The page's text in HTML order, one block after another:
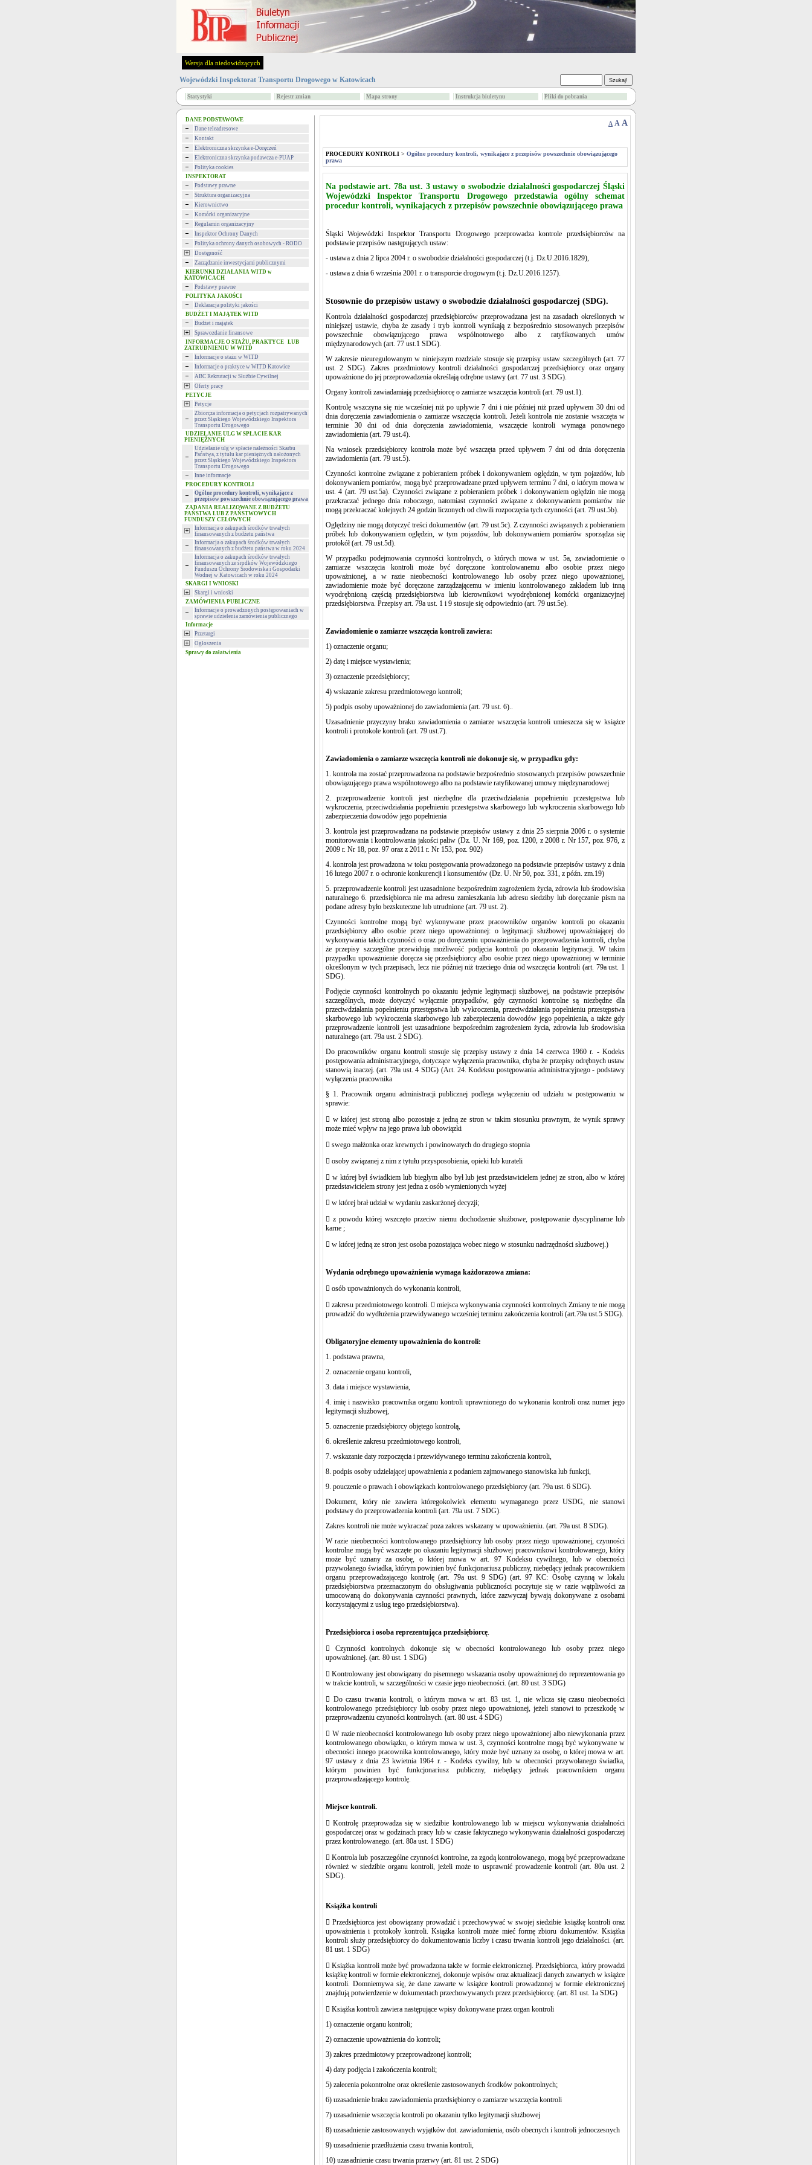
Wersja dla niedowidzących
Wojewódzki Inspektorat Transportu Drogowego w Katowicach
Statystyki Rejestr zmian Mapa strony Instrukcja biuletynu Pliki do pobrania
DANE PODSTAWOWE
Dane teleadresowe
Kontakt
Elektroniczna skrzynka e-Doręczeń
Elektroniczna skrzynka podawcza e-PUAP
Polityka cookies
INSPEKTORAT
Podstawy prawne
Struktura organizacyjna
Kierownictwo
Komórki organizacyjne
Regulamin organizacyjny
Inspektor Ochrony Danych
Polityka ochrony danych osobowych - RODO
Dostępność
Zarządzanie inwestycjami publicznymi
KIERUNKI DZIAŁANIA WITD w
KATOWICACH
Podstawy prawne
POLITYKA JAKOŚCI
Deklaracja polityki jakości
BUDŻET I MAJĄTEK WITD
Budżet i majątek
Sprawozdanie finansowe
INFORMACJE O STAŻU, PRAKTYCE LUB
ZATRUDNIENIU W WITD
Informacje o stażu w WITD
Informacje o praktyce w WITD Katowice
ABC Rekrutacji w Służbie Cywilnej
Oferty pracy
PETYCJE
Petycje
Zbiorcza informacja o petycjach rozpatrywanych
przez Śląskiego Wojewódzkiego Inspektora
Transportu Drogowego
UDZIELANIE ULG W SPŁACIE KAR
PIENIĘŻNYCH
Udzielanie ulg w spłacie należności Skarbu
Państwa, z tytułu kar pieniężnych nałożonych
przez Śląskiego Wojewódzkiego Inspektora
Transportu Drogowego
Inne informacje
PROCEDURY KONTROLI
Ogólne procedury kontroli, wynikające z
przepisów powszechnie obowiązującego prawa
ZADANIA REALIZOWANE Z BUDŻETU
PAŃSTWA LUB Z PAŃSTWOWYCH
FUNDUSZY CELOWYCH
Informacja o zakupach środków trwałych
finansowanych z budżetu państwa
Informacja o zakupach środków trwałych
finansowanych z budżetu państwa w roku 2024
Informacja o zakupach środków trwałych
finansowanych ze środków Wojewódzkiego
Funduszu Ochrony Środowiska i Gospodarki
Wodnej w Katowicach w roku 2024
SKARGI I WNIOSKI
Skargi i wnioski
ZAMÓWIENIA PUBLICZNE
Informacje o prowadzonych postępowaniach w
sprawie udzielenia zamówienia publicznego
Informacje
Przetargi
Ogłoszenia
Sprawy do załatwienia
A A A
PROCEDURY KONTROLI > Ogólne procedury kontroli, wynikające z przepisów powszechnie obowiązującego
prawa
Na podstawie art. 78a ust. 3 ustawy o swobodzie działalności gospodarczej Śląski
Wojewódzki Inspektor Transportu Drogowego przedstawia ogólny schemat
procedur kontroli, wynikających z przepisów powszechnie obowiązującego prawa
Śląski Wojewódzki Inspektor Transportu Drogowego przeprowadza kontrole przedsiębiorców na
podstawie przepisów następujących ustaw:
- ustawa z dnia 2 lipca 2004 r. o swobodzie działalności gospodarczej (t.j. Dz.U.2016.1829),
- ustawa z dnia 6 września 2001 r. o transporcie drogowym (t.j. Dz.U.2016.1257).
Stosownie do przepisów ustawy o swobodzie działalności gospodarczej (SDG).
Kontrola działalności gospodarczej przedsiębiorców przeprowadzana jest na zasadach określonych w
niniejszej ustawie, chyba że zasady i tryb kontroli wynikają z bezpośrednio stosowanych przepisów
powszechnie obowiązującego prawa wspólnotowego albo z ratyfikowanych umów
międzynarodowych (art. 77 ust.1 SDG).
W zakresie nieuregulowanym w niniejszym rozdziale stosuje się przepisy ustaw szczególnych (art. 77
ust. 2 SDG). Zakres przedmiotowy kontroli działalności gospodarczej przedsiębiorcy oraz organy
upoważnione do jej przeprowadzenia określają odrębne ustawy (art. 77 ust. 3 SDG).
Organy kontroli zawiadamiają przedsiębiorcę o zamiarze wszczęcia kontroli (art. 79 ust.1).
Kontrolę wszczyna się nie wcześniej niż po upływie 7 dni i nie później niż przed upływem 30 dni od
dnia doręczenia zawiadomienia o zamiarze wszczęcia kontroli. Jeżeli kontrola nie zostanie wszczęta w
terminie 30 dni od dnia doręczenia zawiadomienia, wszczęcie kontroli wymaga ponownego
zawiadomienia (art. 79 ust.4).
Na wniosek przedsiębiorcy kontrola może być wszczęta przed upływem 7 dni od dnia doręczenia
zawiadomienia (art. 79 ust.5).
Czynności kontrolne związane z pobieraniem próbek i dokonywaniem oględzin, w tym pojazdów, lub
dokonywaniem pomiarów, mogą być przeprowadzane przed upływem terminu 7 dni, o którym mowa w
ust. 4 (art. 79 ust.5a). Czynności związane z pobieraniem próbek i dokonywaniem oględzin nie mogą
przekraczać jednego dnia roboczego, natomiast czynności związane z dokonywaniem pomiarów nie
mogą przekraczać kolejnych 24 godzin liczonych od chwili rozpoczęcia tych czynności (art. 79 ust.5b).
Oględziny nie mogą dotyczyć treści dokumentów (art. 79 ust.5c). Z czynności związanych z pobieraniem
próbek lub dokonywaniem oględzin, w tym pojazdów, lub dokonywaniem pomiarów sporządza się
protokół (art. 79 ust.5d).
W przypadku podejmowania czynności kontrolnych, o których mowa w ust. 5a, zawiadomienie o
zamiarze wszczęcia kontroli może być doręczone kontrolowanemu albo osobie przez niego
upoważnionej, a w razie nieobecności kontrolowanego lub osoby przez niego upoważnionej,
zawiadomienie może być doręczone zarządzającemu w imieniu kontrolowanego zakładem lub inną
wyodrębnioną częścią przedsiębiorstwa lub kierownikowi wyodrębnionej komórki organizacyjnej
przedsiębiorstwa. Przepisy art. 79a ust. 1 i 9 stosuje się odpowiednio (art. 79 ust.5e).
Zawiadomienie o zamiarze wszczęcia kontroli zawiera:
1) oznaczenie organu;
2) datę i miejsce wystawienia;
3) oznaczenie przedsiębiorcy;
4) wskazanie zakresu przedmiotowego kontroli;
5) podpis osoby upoważnionej do zawiadomienia (art. 79 ust. 6)..
Uzasadnienie przyczyny braku zawiadomienia o zamiarze wszczęcia kontroli umieszcza się w książce
kontroli i protokole kontroli (art. 79 ust.7).
Zawiadomienia o zamiarze wszczęcia kontroli nie dokonuje się, w przypadku gdy:
1. kontrola ma zostać przeprowadzona na podstawie bezpośrednio stosowanych przepisów powszechnie
obowiązującego prawa wspólnotowego albo na podstawie ratyfikowanej umowy międzynarodowej
2. przeprowadzenie kontroli jest niezbędne dla przeciwdziałania popełnieniu przestępstwa lub
wykroczenia, przeciwdziałania popełnieniu przestępstwa skarbowego lub wykroczenia skarbowego lub
zabezpieczenia dowodów jego popełnienia
3. kontrola jest przeprowadzana na podstawie przepisów ustawy z dnia 25 sierpnia 2006 r. o systemie
monitorowania i kontrolowania jakości paliw (Dz. U. Nr 169, poz. 1200, z 2008 r. Nr 157, poz. 976, z
2009 r. Nr 18, poz. 97 oraz z 2011 r. Nr 153, poz. 902)
4. kontrola jest prowadzona w toku postępowania prowadzonego na podstawie przepisów ustawy z dnia
16 lutego 2007 r. o ochronie konkurencji i konsumentów (Dz. U. Nr 50, poz. 331, z późn. zm.19)
5. przeprowadzenie kontroli jest uzasadnione bezpośrednim zagrożeniem życia, zdrowia lub środowiska
naturalnego 6. przedsiębiorca nie ma adresu zamieszkania lub adresu siedziby lub doręczanie pism na
podane adresy było bezskuteczne lub utrudnione (art. 79 ust. 2).
Czynności kontrolne mogą być wykonywane przez pracowników organów kontroli po okazaniu
przedsiębiorcy albo osobie przez niego upoważnionej: o legitymacji służbowej upoważniającej do
wykonywania takich czynności o oraz po doręczeniu upoważnienia do przeprowadzenia kontroli, chyba
że przepisy szczególne przewidują możliwość podjęcia kontroli po okazaniu legitymacji. W takim
przypadku upoważnienie doręcza się przedsiębiorcy albo osobie przez niego upoważnionej w terminie
określonym w tych przepisach, lecz nie później niż trzeciego dnia od wszczęcia kontroli (art. 79a ust. 1
SDG).
Podjęcie czynności kontrolnych po okazaniu jedynie legitymacji służbowej, na podstawie przepisów
szczególnych, może dotyczyć wyłącznie przypadków, gdy czynności kontrolne są niezbędne dla
przeciwdziałania popełnieniu przestępstwa lub wykroczenia, przeciwdziałania popełnieniu przestępstwa
skarbowego lub wykroczenia skarbowego lub zabezpieczenia dowodów jego popełnienia, a także gdy
przeprowadzenie kontroli jest uzasadnione bezpośrednim zagrożeniem życia, zdrowia lub środowiska
naturalnego (art. 79a ust. 2 SDG).
Do pracowników organu kontroli stosuje się przepisy ustawy z dnia 14 czerwca 1960 r. - Kodeks
postępowania administracyjnego, dotyczące wyłączenia pracownika, chyba że przepisy odrębnych ustaw
stanowią inaczej. (art. 79a ust. 4 SDG) (Art. 24. Kodeksu postępowania administracyjnego - podstawy
wyłączenia pracownika
§ 1. Pracownik organu administracji publicznej podlega wyłączeniu od udziału w postępowaniu w
sprawie:
 w której jest stroną albo pozostaje z jedną ze stron w takim stosunku prawnym, że wynik sprawy
może mieć wpływ na jego prawa lub obowiązki
 swego małżonka oraz krewnych i powinowatych do drugiego stopnia
 osoby związanej z nim z tytułu przysposobienia, opieki lub kurateli
 w której był świadkiem lub biegłym albo był lub jest przedstawicielem jednej ze stron, albo w której
przedstawicielem strony jest jedna z osób wymienionych wyżej
 w której brał udział w wydaniu zaskarżonej decyzji;
 z powodu której wszczęto przeciw niemu dochodzenie służbowe, postępowanie dyscyplinarne lub
karne ;
 w której jedną ze stron jest osoba pozostająca wobec niego w stosunku nadrzędności służbowej.)
Wydania odrębnego upoważnienia wymaga każdorazowa zmiana:
 osób upoważnionych do wykonania kontroli,
 zakresu przedmiotowego kontroli.  miejsca wykonywania czynności kontrolnych Zmiany te nie mogą
prowadzić do wydłużenia przewidywanego wcześniej terminu zakończenia kontroli (art.79a ust.5 SDG).
Obligatoryjne elementy upoważnienia do kontroli:
1. podstawa prawna,
2. oznaczenie organu kontroli,
3. data i miejsce wystawienia,
4. imię i nazwisko pracownika organu kontroli uprawnionego do wykonania kontroli oraz numer jego
legitymacji służbowej,
5. oznaczenie przedsiębiorcy objętego kontrolą,
6. określenie zakresu przedmiotowego kontroli,
7. wskazanie daty rozpoczęcia i przewidywanego terminu zakończenia kontroli,
8. podpis osoby udzielającej upoważnienia z podaniem zajmowanego stanowiska lub funkcji,
9. pouczenie o prawach i obowiązkach kontrolowanego przedsiębiorcy (art. 79a ust. 6 SDG).
Dokument, który nie zawiera któregokolwiek elementu wymaganego przez USDG, nie stanowi
podstawy do przeprowadzenia kontroli (art. 79a ust. 7 SDG).
Zakres kontroli nie może wykraczać poza zakres wskazany w upoważnieniu. (art. 79a ust. 8 SDG).
W razie nieobecności kontrolowanego przedsiębiorcy lub osoby przez niego upoważnionej, czynności
kontrolne mogą być wszczęte po okazaniu legitymacji służbowej pracownikowi kontrolowanego, który
może być uznany za osobę, o której mowa w art. 97 Kodeksu cywilnego, lub w obecności
przywołanego świadka, którym powinien być funkcjonariusz publiczny, niebędący jednak pracownikiem
organu przeprowadzającego kontrolę (art. 79a ust. 9 SDG) (art. 97 KC: Osobę czynną w lokalu
przedsiębiorstwa przeznaczonym do obsługiwania publiczności poczytuje się w razie wątpliwości za
umocowaną do dokonywania czynności prawnych, które zazwyczaj bywają dokonywane z osobami
korzystającymi z usług tego przedsiębiorstwa).
Przedsiębiorca i osoba reprezentująca przedsiębiorcę.
 Czynności kontrolnych dokonuje się w obecności kontrolowanego lub osoby przez niego
upoważnionej. (art. 80 ust. 1 SDG)
 Kontrolowany jest obowiązany do pisemnego wskazania osoby upoważnionej do reprezentowania go
w trakcie kontroli, w szczególności w czasie jego nieobecności. (art. 80 ust. 3 SDG)
 Do czasu trwania kontroli, o którym mowa w art. 83 ust. 1, nie wlicza się czasu nieobecności
kontrolowanego przedsiębiorcy lub osoby przez niego upoważnionej, jeżeli stanowi to przeszkodę w
przeprowadzeniu czynności kontrolnych. (art. 80 ust. 4 SDG)
 W razie nieobecności kontrolowanego lub osoby przez niego upoważnionej albo niewykonania przez
kontrolowanego obowiązku, o którym mowa w ust. 3, czynności kontrolne mogą być wykonywane w
obecności innego pracownika kontrolowanego, który może być uznany za osobę, o której mowa w art.
97 ustawy z dnia 23 kwietnia 1964 r. - Kodeks cywilny, lub w obecności przywołanego świadka,
którym powinien być funkcjonariusz publiczny, niebędący jednak pracownikiem organu
przeprowadzającego kontrolę.
Miejsce kontroli.
 Kontrolę przeprowadza się w siedzibie kontrolowanego lub w miejscu wykonywania działalności
gospodarczej oraz w godzinach pracy lub w czasie faktycznego wykonywania działalności gospodarczej
przez kontrolowanego. (art. 80a ust. 1 SDG)
 Kontrola lub poszczególne czynności kontrolne, za zgodą kontrolowanego, mogą być przeprowadzane
również w siedzibie organu kontroli, jeżeli może to usprawnić prowadzenie kontroli (art. 80a ust. 2
SDG).
Książka kontroli
 Przedsiębiorca jest obowiązany prowadzić i przechowywać w swojej siedzibie książkę kontroli oraz
upoważnienia i protokoły kontroli. Książka kontroli może mieć formę zbioru dokumentów. Książka
kontroli służy przedsiębiorcy do dokumentowania liczby i czasu trwania kontroli jego działalności. (art.
81 ust. 1 SDG)
 Książka kontroli może być prowadzona także w formie elektronicznej. Przedsiębiorca, który prowadzi
książkę kontroli w formie elektronicznej, dokonuje wpisów oraz aktualizacji danych zawartych w książce
kontroli. Domniemywa się, że dane zawarte w książce kontroli prowadzonej w formie elektronicznej
znajdują potwierdzenie w dokumentach przechowywanych przez przedsiębiorcę. (art. 81 ust. 1a SDG)
 Książka kontroli zawiera następujące wpisy dokonywane przez organ kontroli
1) oznaczenie organu kontroli;
2) oznaczenie upoważnienia do kontroli;
3) zakres przedmiotowy przeprowadzonej kontroli;
4) daty podjęcia i zakończenia kontroli;
5) zalecenia pokontrolne oraz określenie zastosowanych środków pokontrolnych;
6) uzasadnienie braku zawiadomienia przedsiębiorcy o zamiarze wszczęcia kontroli
7) uzasadnienie wszczęcia kontroli po okazaniu tylko legitymacji służbowej
8) uzasadnienie zastosowanych wyjątków dot. zawiadomienia, osób obecnych i kontroli jednoczesnych
9) uzasadnienie przedłużenia czasu trwania kontroli,
10) uzasadnienie czasu trwania przerwy (art. 81 ust. 2 SDG)